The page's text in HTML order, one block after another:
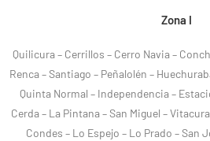
Zona I
Quilicura – Cerrillos – Cerro Navia –
Renca – Santiago – Peñalolén –
Quinta Normal – Independencia –
Cerda – La Pintana – San Miguel –
Condes – Lo Espejo – Lo Prado – San